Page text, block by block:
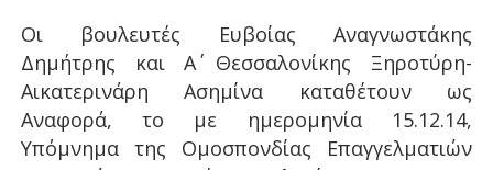
Οι βουλευτές Ευβοίας Αναγνωστάκης
Δημήτρης και Α΄ Θεσσαλονίκης Ξηροτύρη-
Αικατερινάρη Ασημίνα καταθέτουν ως
Αναφορά, το με ημερομηνία 15.12.14,
Υπόμνημα της Ομοσπονδίας Επαγγελματιών